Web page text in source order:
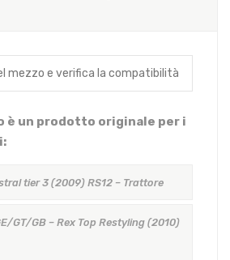
è un prodotto originale per i
tier 3 (2009) RS12 – Trattore
GT/GB – Rex Top Restyling (2010)